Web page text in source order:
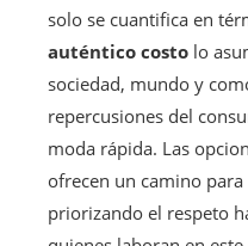
solo se cuantifica en
auténtico costo lo
sociedad, mundo y
repercusiones del
moda rápida. Las
ofrecen un camino
priorizando el respeto